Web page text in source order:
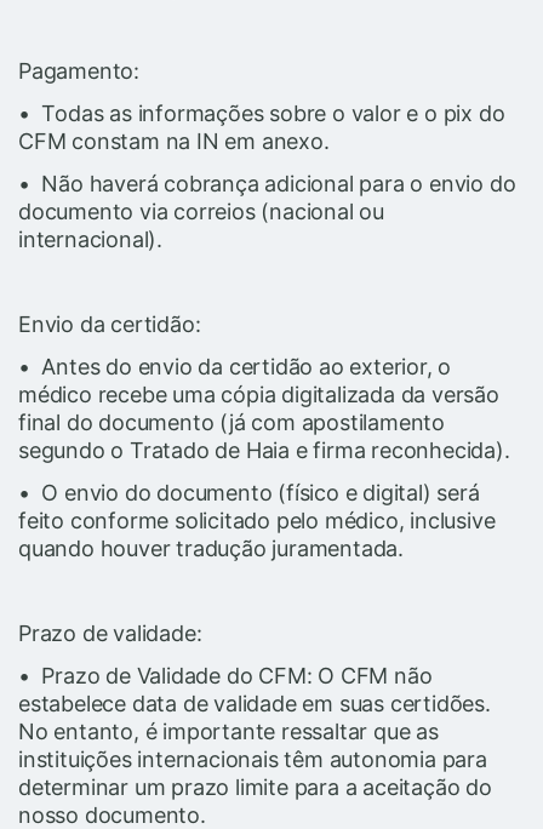
Pagamento:
• Todas as informações sobre o valor e o pix do
CFM constam na IN em anexo.
• Não haverá cobrança adicional para o envio do
documento via correios (nacional ou
internacional).
Envio da certidão:
• Antes do envio da certidão ao exterior, o
médico recebe uma cópia digitalizada da versão
final do documento (já com apostilamento
segundo o Tratado de Haia e firma reconhecida).
• O envio do documento (físico e digital) será
feito conforme solicitado pelo médico, inclusive
quando houver tradução juramentada.
Prazo de validade:
• Prazo de Validade do CFM: O CFM não
estabelece data de validade em suas certidões.
No entanto, é importante ressaltar que as
instituições internacionais têm autonomia para
determinar um prazo limite para a aceitação do
nosso documento.